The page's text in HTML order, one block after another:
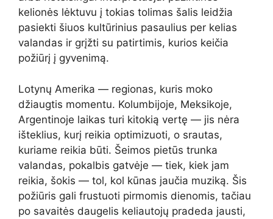
kelionės lėktuvu į tokias tolimas šalis leidžia
pasiekti šiuos kultūrinius pasaulius per kelias
valandas ir grįžti su patirtimis, kurios keičia
požiūrį į gyvenimą.
Lotynų Amerika — regionas, kuris moko
džiaugtis momentu. Kolumbijoje, Meksikoje,
Argentinoje laikas turi kitokią vertę — jis nėra
išteklius, kurį reikia optimizuoti, o srautas,
kuriame reikia būti. Šeimos pietūs trunka
valandas, pokalbis gatvėje — tiek, kiek jam
reikia, šokis — tol, kol kūnas jaučia muziką. Šis
požiūris gali frustuoti pirmomis dienomis, tačiau
po savaitės daugelis keliautojų pradeda jausti,